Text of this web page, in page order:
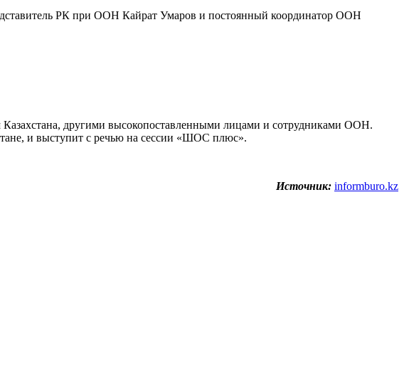
РК при ООН Кайрат Умаров и постоянный координатор ООН
Казахстана, другими высокопоставленными лицами и сотрудниками ООН.
и выступит с речью на сессии «ШОС плюс».
Источник: informburo.kz